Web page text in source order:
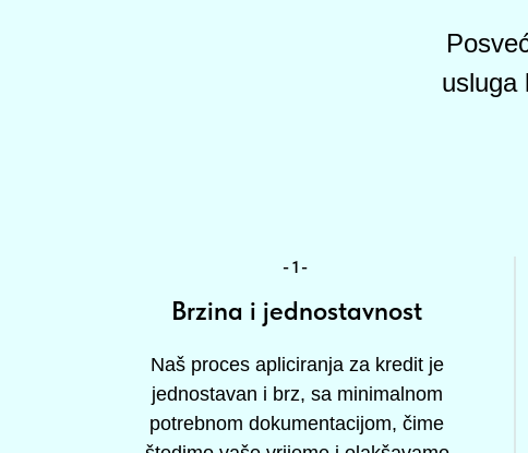
usluga
-1-
Brzina i jednostavnost
Naš proces apliciranja za kredit je
jednostavan i brz, sa minimalnom
potrebnom dokumentacijom, čime